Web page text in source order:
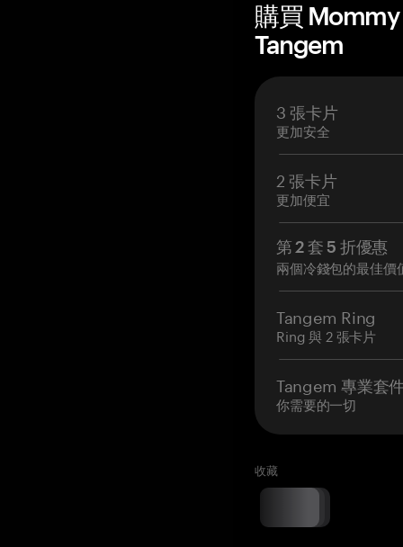
購買
Tangem
3 張卡片
更加安全
2 張卡片
更加便宜
第 2 套 5 折優惠
兩個冷錢包的最佳價
Tangem Ring
Ring 與 2 張卡片
Tangem 專業套
你需要的一切
收藏